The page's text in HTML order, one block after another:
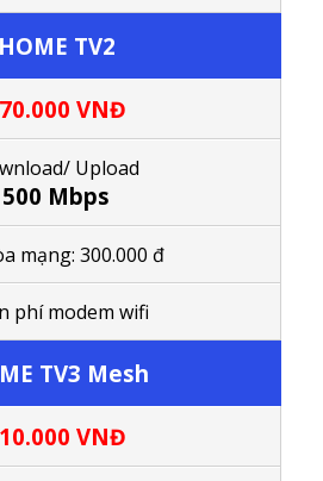
HOME TV2
VNĐ
Upload
500 Mbps
mạng: 300.000 đ
phí modem wifi
TV3 Mesh
VNĐ